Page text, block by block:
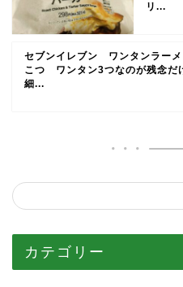
リ...
セブンイレブン ワンタンラーメ
こつ ワンタン3つなのが残念だ
細...
カテゴリー